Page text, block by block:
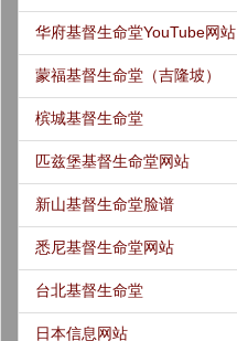
华府基督生命堂YouTube网站
蒙福基督生命堂（吉隆坡）
槟城基督生命堂
匹兹堡基督生命堂网站
新山基督生命堂脸谱
悉尼基督生命堂网站
台北基督生命堂
日本信息网站